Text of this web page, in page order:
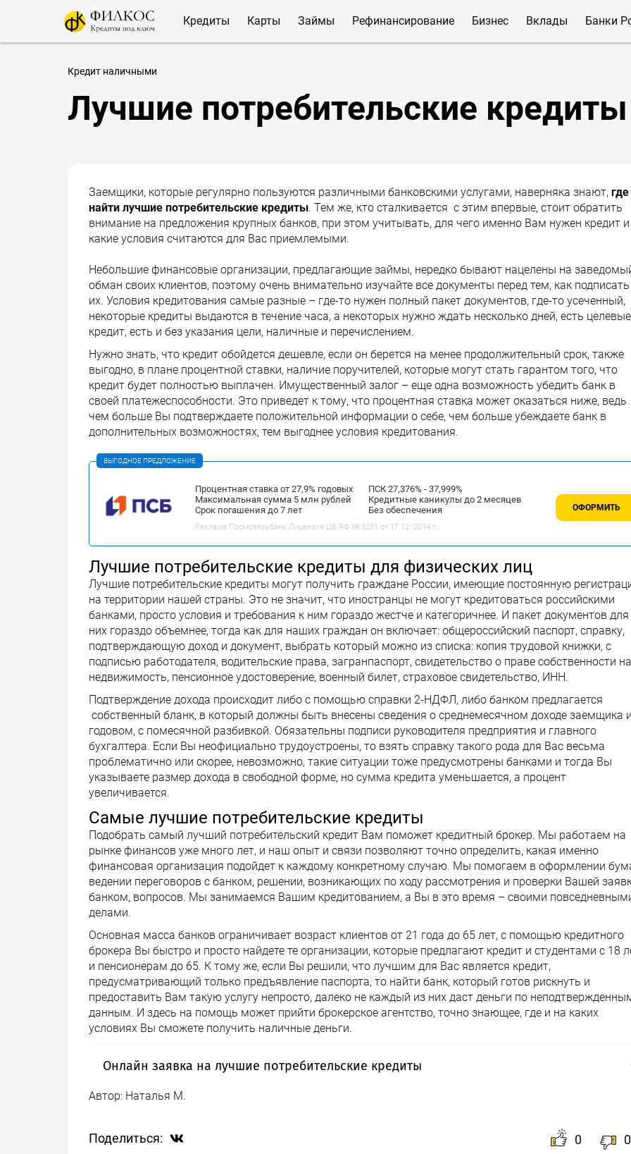
Кредиты Карты Займы Рефинансирование Бизнес Вклады Банки
Кредит наличными
Лучшие потребительские кредиты
Заемщики, которые регулярно пользуются различными банковскими услугами, наверняка знают, где
найти лучшие потребительские кредиты. Тем же, кто сталкивается с этим впервые, стоит обратить
внимание на предложения крупных банков, при этом учитывать, для чего именно Вам нужен кредит и
какие условия считаются для Вас приемлемыми.
Небольшие финансовые организации, предлагающие займы, нередко бывают нацелены на
обман своих клиентов, поэтому очень внимательно изучайте все документы перед тем, как подписать
их. Условия кредитования самые разные – где-то нужен полный пакет документов, где-то усеченный,
некоторые кредиты выдаются в течение часа, а некоторых нужно ждать несколько дней, есть целевые
кредит, есть и без указания цели, наличные и перечислением.
Нужно знать, что кредит обойдется дешевле, если он берется на менее продолжительный срок, также
выгодно, в плане процентной ставки, наличие поручителей, которые могут стать гарантом того, что
кредит будет полностью выплачен. Имущественный залог – еще одна возможность убедить банк в
своей платежеспособности. Это приведет к тому, что процентная ставка может оказаться ниже, ведь
чем больше Вы подтверждаете положительной информации о себе, чем больше убеждаете банк в
дополнительных возможностях, тем выгоднее условия кредитования.
ВЫГОДНОЕ ПРЕДЛОЖЕНИЕ
Процентная ставка от 27,9% годовых
Максимальная сумма 5 млн рублей
Срок погашения до 7 лет
ПСК 27,376% - 37,999%
Кредитные каникулы до 2 месяцев
Без обеспечения
Реклама Промсвязьбанк.Лицензия ЦБ РФ № 3251 от 17.12. 2014 г.
ОФОРМИТЬ
Лучшие потребительские кредиты для физических лиц
Лучшие потребительские кредиты могут получить граждане России, имеющие постоянную
на территории нашей страны. Это не значит, что иностранцы не могут кредитоваться российскими
банками, просто условия и требования к ним гораздо жестче и категоричнее. И пакет документов для
них гораздо объемнее, тогда как для наших граждан он включает: общероссийский паспорт, справку,
подтверждающую доход и документ, выбрать который можно из списка: копия трудовой книжки, с
подписью работодателя, водительские права, загранпаспорт, свидетельство о праве собственности на
недвижимость, пенсионное удостоверение, военный билет, страховое свидетельство, ИНН.
Подтверждение дохода происходит либо с помощью справки 2-НДФЛ, либо банком предлагается
собственный бланк, в который должны быть внесены сведения о среднемесячном доходе заемщика
годовом, с помесячной разбивкой. Обязательны подписи руководителя предприятия и главного
бухгалтера. Если Вы неофициально трудоустроены, то взять справку такого рода для Вас весьма
проблематично или скорее, невозможно, такие ситуации тоже предусмотрены банками и тогда Вы
указываете размер дохода в свободной форме, но сумма кредита уменьшается, а процент
увеличивается.
Самые лучшие потребительские кредиты
Подобрать самый лучший потребительский кредит Вам поможет кредитный брокер. Мы работаем на
рынке финансов уже много лет, и наш опыт и связи позволяют точно определить, какая именно
финансовая организация подойдет к каждому конкретному случаю. Мы помогаем в оформлении
ведении переговоров с банком, решении, возникающих по ходу рассмотрения и проверки Вашей
банком, вопросов. Мы занимаемся Вашим кредитованием, а Вы в это время – своими
делами.
Основная масса банков ограничивает возраст клиентов от 21 года до 65 лет, с помощью кредитного
брокера Вы быстро и просто найдете те организации, которые предлагают кредит и студентами с 18
и пенсионерам до 65. К тому же, если Вы решили, что лучшим для Вас является кредит,
предусматривающий только предъявление паспорта, то найти банк, который готов рискнуть и
предоставить Вам такую услугу непросто, далеко не каждый из них даст деньги по
данным. И здесь на помощь может прийти брокерское агентство, точно знающее, где и на каких
условиях Вы сможете получить наличные деньги.
Онлайн заявка на лучшие потребительские кредиты
Постепенно процедура получения кредита, предполагающая непосредственное присутствие в
дома, офиса, находясь в пути или отдыхе, единственным условием для этой возможности
является доступ к Интернету. Многие банки, наполняя свои сайты различной информацией,
Автор: Наталья М.
Поделиться: 0 0